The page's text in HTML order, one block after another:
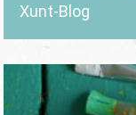
Xunt-Blog